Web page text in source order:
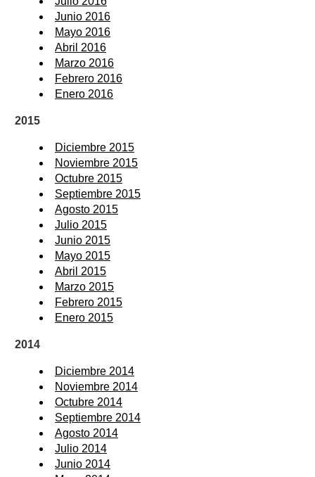
Junio 2016
Mayo 2016
Abril 2016
Marzo 2016
Febrero 2016
Enero 2016
2015
Diciembre 2015
Noviembre 2015
Octubre 2015
Septiembre 2015
Agosto 2015
Julio 2015
Junio 2015
Mayo 2015
Abril 2015
Marzo 2015
Febrero 2015
Enero 2015
2014
Diciembre 2014
Noviembre 2014
Octubre 2014
Septiembre 2014
Agosto 2014
Julio 2014
Junio 2014